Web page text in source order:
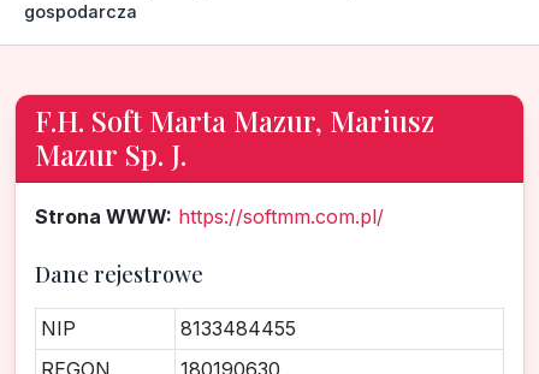
gospodarcza
F.H. Soft Marta Mazur, Mariusz
Mazur Sp. J.
Strona WWW: https://softmm.com.pl/
Dane rejestrowe
NIP
8133484455
REGON
180190630